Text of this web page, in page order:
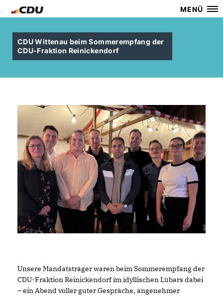
MENÜ
CDU Wittenau beim Sommerempfang der
CDU-Fraktion Reinickendorf
Unsere Mandatsträger waren beim Sommerempfang der
CDU-Fraktion Reinickendorf im idyllischen Lübars dabei
– ein Abend voller guter Gespräche, angenehmer